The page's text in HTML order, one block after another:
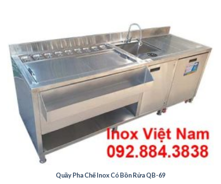
Quầy Pha Chế Inox Có Bồn Rửa QB-69